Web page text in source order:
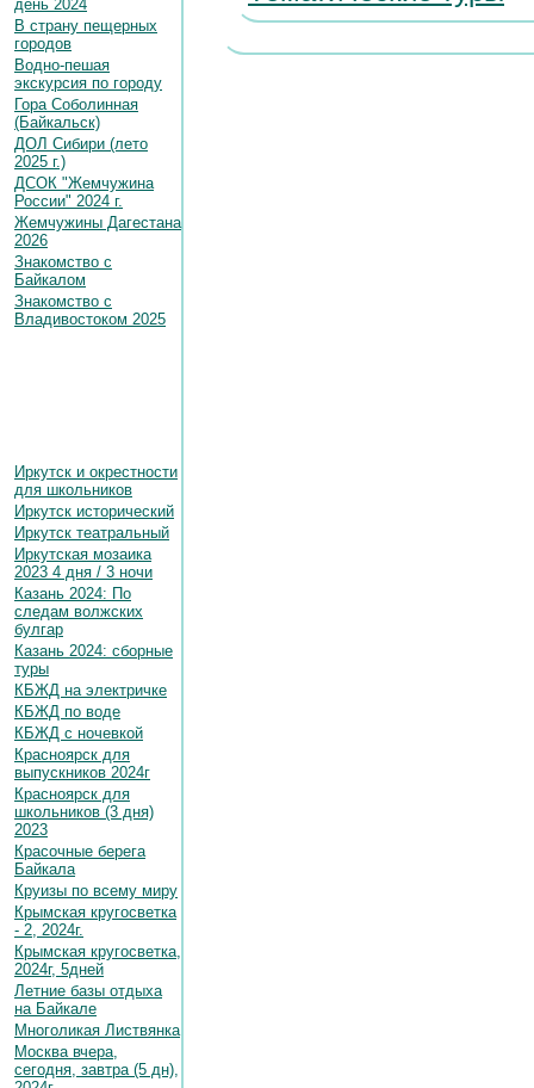
день 2024
В страну пещерных
городов
Водно-пешая
экскурсия по городу
Гора Соболинная
(Байкальск)
ДОЛ Сибири (лето
2025 г.)
ДСОК "Жемчужина
России" 2024 г.
Жемчужины Дагестана
2026
Знакомство с
Байкалом
Знакомство с
Владивостоком 2025
Иркутск и окрестности
для школьников
Иркутск исторический
Иркутск театральный
Иркутская мозаика
2023 4 дня / 3 ночи
Казань 2024: По
следам волжских
булгар
Казань 2024: сборные
туры
КБЖД на электричке
КБЖД по воде
КБЖД с ночевкой
Красноярск для
выпускников 2024г
Красноярск для
школьников (3 дня)
2023
Красочные берега
Байкала
Круизы по всему миру
Крымская кругосветка
- 2, 2024г.
Крымская кругосветка,
2024г, 5дней
Летние базы отдыха
на Байкале
Многоликая Листвянка
Москва вчера,
сегодня, завтра (5 дн),